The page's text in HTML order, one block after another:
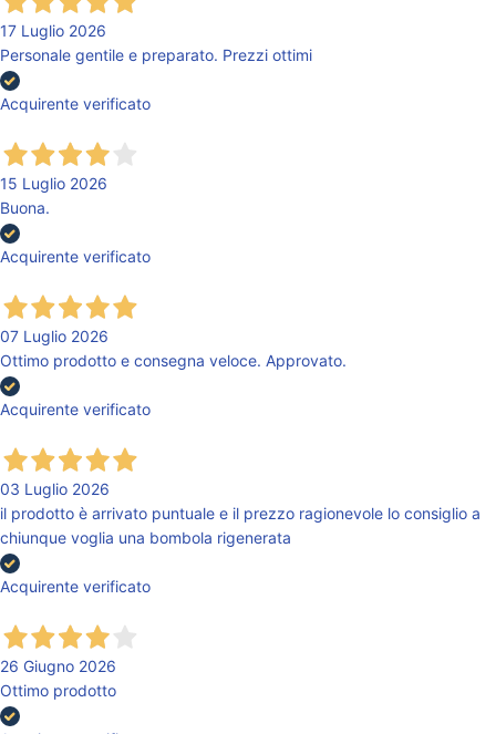
17 Luglio 2026
Personale gentile e preparato. Prezzi ottimi
Acquirente verificato
15 Luglio 2026
Buona.
Acquirente verificato
07 Luglio 2026
Ottimo prodotto e consegna veloce. Approvato.
Acquirente verificato
03 Luglio 2026
il prodotto è arrivato puntuale e il prezzo ragionevole lo consiglio a
chiunque voglia una bombola rigenerata
Acquirente verificato
26 Giugno 2026
Ottimo prodotto